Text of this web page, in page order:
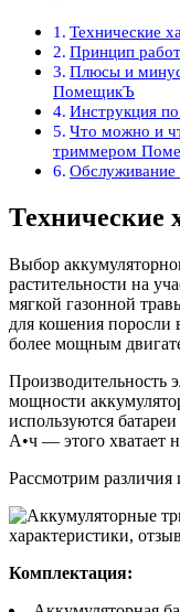
Технические
Принцип
Плюсы и
ПомещикЪ
Инструкция по
Что можно и
триммером
Технические
Выбор
растительности на
мягкой газонной
для кошения
более мощным
Производительность
мощности
используются
А•ч — этого хватает
Рассмотрим различия
Комплектация: